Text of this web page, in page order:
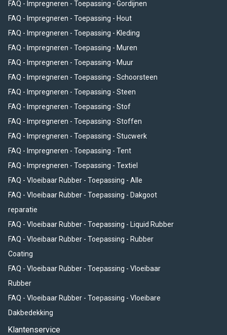
FAQ - Impregneren - Toepassing - Gordijnen
FAQ - Impregneren - Toepassing - Hout
FAQ - Impregneren - Toepassing - Kleding
FAQ - Impregneren - Toepassing - Muren
FAQ - Impregneren - Toepassing - Muur
FAQ - Impregneren - Toepassing - Schoorsteen
FAQ - Impregneren - Toepassing - Steen
FAQ - Impregneren - Toepassing - Stof
FAQ - Impregneren - Toepassing - Stoffen
FAQ - Impregneren - Toepassing - Stucwerk
FAQ - Impregneren - Toepassing - Tent
FAQ - Impregneren - Toepassing - Textiel
FAQ - Vloeibaar Rubber - Toepassing - Alle
FAQ - Vloeibaar Rubber - Toepassing - Dakgoot
reparatie
FAQ - Vloeibaar Rubber - Toepassing - Liquid Rubber
FAQ - Vloeibaar Rubber - Toepassing - Rubber
Coating
FAQ - Vloeibaar Rubber - Toepassing - Vloeibaar
Rubber
FAQ - Vloeibaar Rubber - Toepassing - Vloeibare
Dakbedekking
Klantenservice